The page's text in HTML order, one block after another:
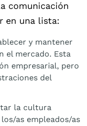
comunicación
en una lista:
y mantener
el mercado. Esta
empresarial, pero
del
la cultura
as empleados/as